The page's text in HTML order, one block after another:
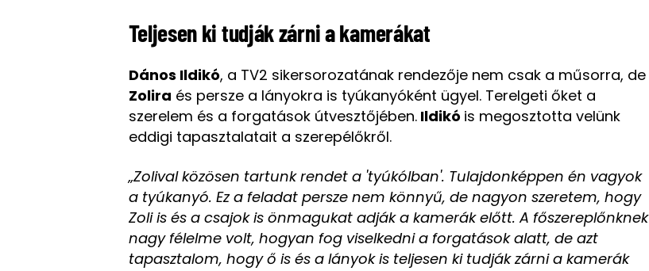
Teljesen ki tudják zárni a kamerákat
Dános Ildikó, a TV2 sikersorozatának rendezője nem csak a műsorra, de
Zolira és persze a lányokra is tyúkanyóként ügyel. Terelgeti őket a
szerelem és a forgatások útvesztőjében.Ildikó is megosztotta velünk
eddigi tapasztalatait a szerepélőkről.
„Zolival közösen tartunk rendet a 'tyúkólban'. Tulajdonképpen én vagyok
a tyúkanyó. Ez a feladat persze nem könnyű, de nagyon szeretem, hogy
Zoli is és a csajok is önmagukat adják a kamerák előtt. A főszereplőnknek
nagy félelme volt, hogyan fog viselkedni a forgatások alatt, de azt
tapasztalom, hogy ő is és a lányok is teljesen ki tudják zárni a kamerák